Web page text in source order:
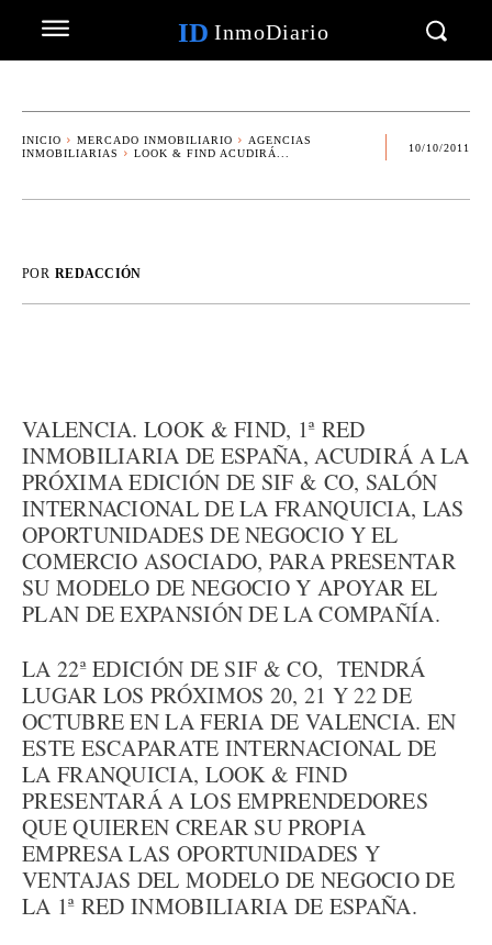
ID InmoDiario
INICIO MERCADO INMOBILIARIO
AGENCIAS
INMOBILIARIAS
LOOK & FIND ACUDIRÁ...
10/10/2011
POR REDACCIÓN
VALENCIA. LOOK & FIND, 1ª RED
INMOBILIARIA DE ESPAÑA, ACUDIRÁ A LA
PRÓXIMA EDICIÓN DE SIF & CO, SALÓN
INTERNACIONAL DE LA FRANQUICIA, LAS
OPORTUNIDADES DE NEGOCIO Y EL
COMERCIO ASOCIADO, PARA PRESENTAR
SU MODELO DE NEGOCIO Y APOYAR EL
PLAN DE EXPANSIÓN DE LA COMPAÑÍA.
LA 22ª EDICIÓN DE SIF & CO, TENDRÁ
LUGAR LOS PRÓXIMOS 20, 21 Y 22 DE
OCTUBRE EN LA FERIA DE VALENCIA. EN
ESTE ESCAPARATE INTERNACIONAL DE
LA FRANQUICIA, LOOK & FIND
PRESENTARÁ A LOS EMPRENDEDORES
QUE QUIEREN CREAR SU PROPIA
EMPRESA LAS OPORTUNIDADES Y
VENTAJAS DEL MODELO DE NEGOCIO DE
LA 1ª RED INMOBILIARIA DE ESPAÑA.